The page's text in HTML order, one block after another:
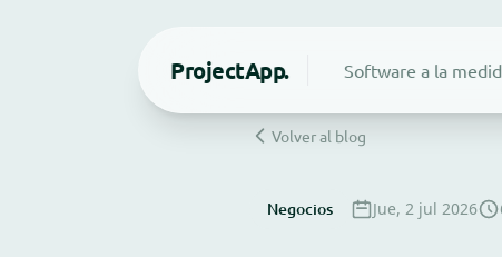
ProjectApp. Software a la
Volver al blog
Negocios Jue, 2 jul 2026